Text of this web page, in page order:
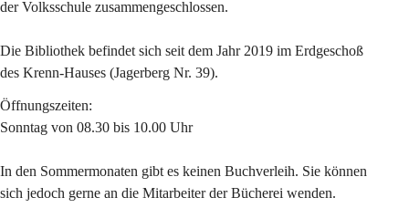
der Volksschule zusammengeschlossen.
Die Bibliothek befindet sich seit dem Jahr 2019 im Erdgeschoß
des Krenn-Hauses (Jagerberg Nr. 39).
Öffnungszeiten:
Sonntag von 08.30 bis 10.00 Uhr
In den Sommermonaten gibt es keinen Buchverleih. Sie können
sich jedoch gerne an die Mitarbeiter der Bücherei wenden.